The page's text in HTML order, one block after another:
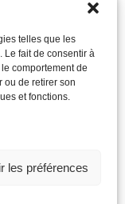
telles que les
Le fait de consentir à
comportement de
ou de retirer son
et fonctions.
les préférences